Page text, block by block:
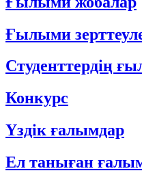
Ғылыми
Студенттердің
Конкурс
Үздік ғалымдар
Ел таныған